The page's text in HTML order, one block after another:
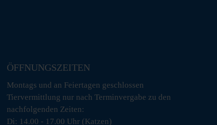
ÖFFNUNGSZEITEN
Montags und an Feiertagen geschlossen
Tiervermittlung nur nach Terminvergabe zu den
nachfolgenden Zeiten:
Di: 14.00 - 17.00 Uhr (Katzen)